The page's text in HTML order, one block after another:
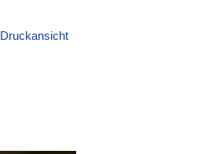
Druckansicht